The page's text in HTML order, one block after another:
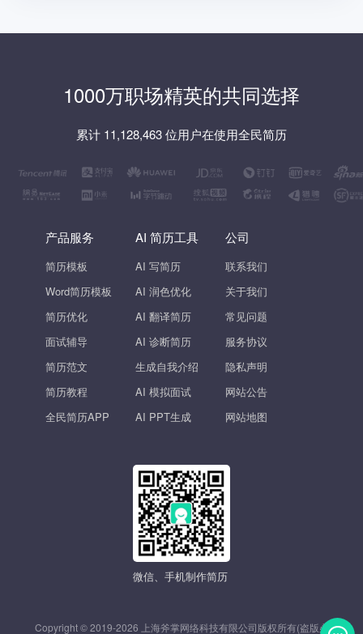
1000万职场精英的共同选择
累计 11,128,463 位用户在使用全民简历
产品服务
简历模板
Word简历模板
简历优化
面试辅导
简历范文
简历教程
全民简历APP
AI 简历工具
AI 写简历
AI 润色优化
AI 翻译简历
AI 诊断简历
生成自我介绍
AI 模拟面试
AI PPT生成
公司
联系我们
关于我们
常见问题
服务协议
隐私声明
网站公告
网站地图
微信、手机制作简历
Copyright © 2019-2026 上海斧掌网络科技有限公司版权所有(盗版必